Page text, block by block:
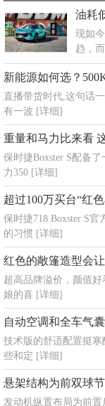
现如
趋，
直播带货时代,这句话
有一波 [详细]
重量和马力比来看
保时捷Boxster S配备
力350 [详细]
超过100万买台“红
保时捷718 Boxster S
的习惯 [详细]
红色的敞篷造型会
超高品牌溢价，颜值
娘的喜 [详细]
自动空调和全车气
技术版的舒适配置挺
些和定 [详细]
悬架结构为前双球
发动机纵置布局为前